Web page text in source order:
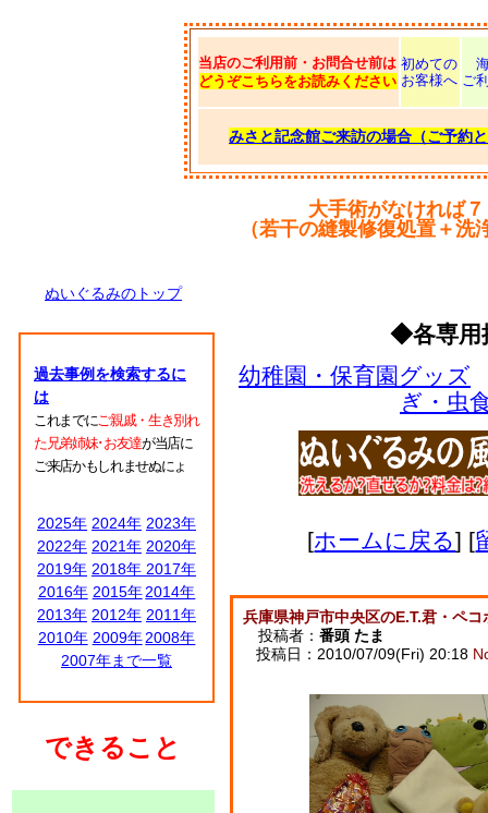
当店のご利用前・お問合せ前は
どうぞこちらをお読みください
初めての
お客様へ ご
みさと記念館ご来訪の場合（ご予約
大手術がなければ
（若干の縫製修復処置＋
ぬいぐるみのトップ
過去事例を検索するに
は
これまでにご親戚・生き別れ
た兄弟姉妹･お友達が当店に
ご来店かもしれませぬにょ
2025年 2024年 2023年
2022年 2021年 2020年
2019年 2018年 2017年
2016年 2015年 2014年
2013年 2012年 2011年
2010年 2009年 2008年
2007年まで一覧
できること
◆各専用
幼稚園・保育園グッズ
ぎ・虫
[ホームに戻る] [
兵庫県神戸市中央区のE.T.君・ペ
投稿者： 番頭 たま
投稿日：2010/07/09(Fri) 20:18